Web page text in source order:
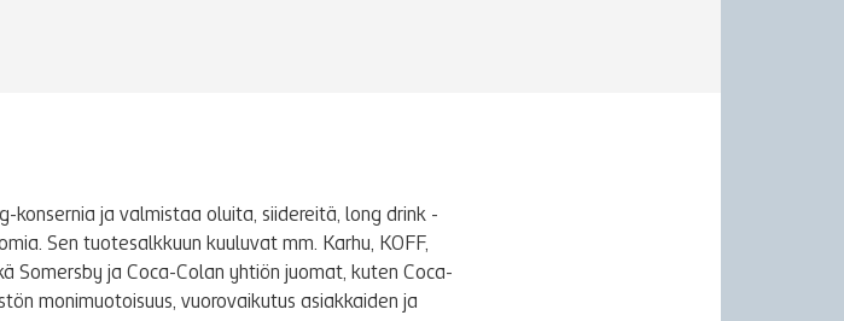
konsernia ja valmistaa oluita, siidereitä, long drink -
Sen tuotesalkkuun kuuluvat mm. Karhu, KOFF,
Somersby ja Coca-Colan yhtiön juomat, kuten Coca-
monimuotoisuus, vuorovaikutus asiakkaiden ja